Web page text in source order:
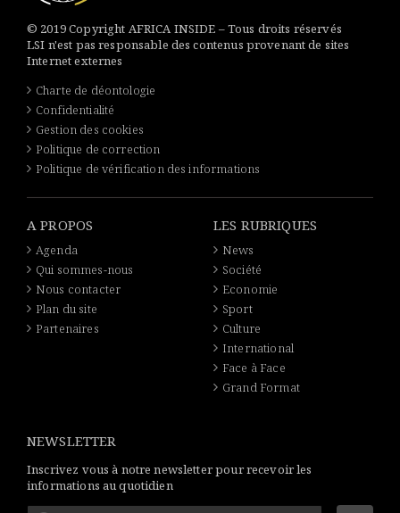
© 2019 Copyright AFRICA INSIDE – Tous droits réservés
LSI n'est pas responsable des contenus provenant de sites
Internet externes
Charte de déontologie
Confidentialité
Gestion des cookies
Politique de correction
Politique de vérification des informations
A PROPOS
Agenda
Qui sommes-nous
Nous contacter
Plan du site
Partenaires
LES RUBRIQUES
News
Société
Economie
Sport
Culture
International
Face à Face
Grand Format
NEWSLETTER
Inscrivez vous à notre newsletter pour recevoir les
informations au quotidien